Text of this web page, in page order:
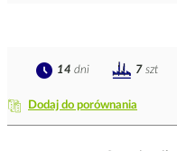
Dodaj do porównania
14 dni 7 szt